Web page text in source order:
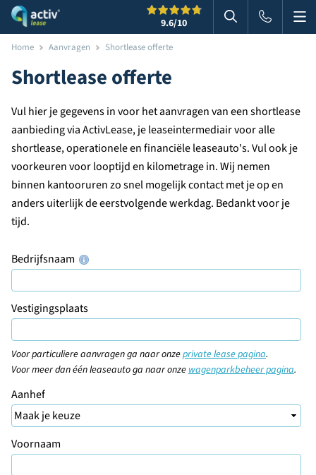
9.6/10 Zoeken in
Home Aanvragen Shortlease offerte
Shortlease offerte
Vul hier je gegevens in voor het aanvragen van een shortlease
aanbieding via ActivLease, je leaseintermediair voor alle
shortlease, operationele en financiële leaseauto's. Vul ook je
voorkeuren voor looptijd en kilometrage in. Wij nemen
binnen kantooruren zo snel mogelijk contact met je op en
anders uiterlijk de eerstvolgende werkdag. Bedankt voor je
tijd.
Bedrijfsnaam
Vestigingsplaats
Voor particuliere aanvragen ga naar onzeprivate lease pagina.
Voor meer dan één leaseauto ga naar onzewagenparkbeheer pagina.
Aanhef
Voornaam